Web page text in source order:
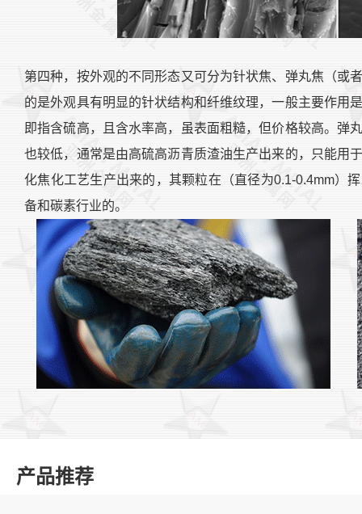
第四种，按外观的不同形态又可分为针状焦、弹丸焦（或
的是外观具有明显的针状结构和纤维纹理，一般主要作用
即指含硫高，且含水率高，虽表面粗糙，但价格较高。弹
也较低，通常是由高硫高沥青质渣油生产出来的，只能用
化焦化工艺生产出来的，其颗粒在（直径为0.1-0.4mm）
备和碳素行业的。
产品推荐